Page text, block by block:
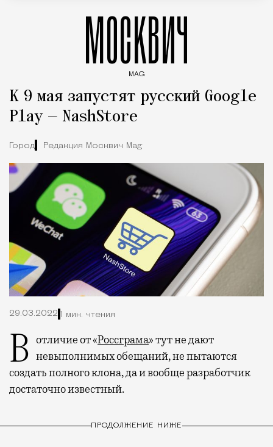
МОСКВИЧ
MAG
К 9 мая запустят русский Google
Play — NashStore
Город Редакция Москвич Mag
29.03.2022 1 мин. чтения
В отличие от «Россграма» тут не дают
невыполнимых обещаний, не пытаются
создать полного клона, да и вообще разработчик
достаточно известный.
ПРОДОЛЖЕНИЕ НИЖЕ